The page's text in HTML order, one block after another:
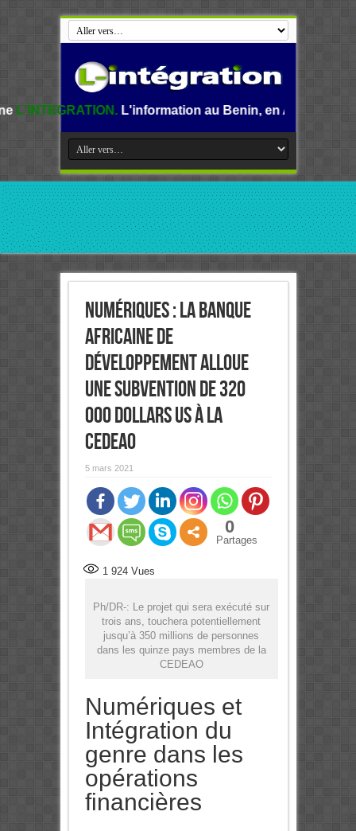
L'information au Benin, en Afrique et dans le monde.
Numériques : La Banque
africaine de
développement alloue
une subvention de 320
000 dollars US à la
CEDEAO
5 mars 2021
0
Partages
1 924Vues
Ph/DR-: Le projet qui sera exécuté sur
trois ans, touchera potentiellement
jusqu’à 350 millions de personnes
dans les quinze pays membres de la
CEDEAO
Numériques et
Intégration du
genre dans les
opérations
financières